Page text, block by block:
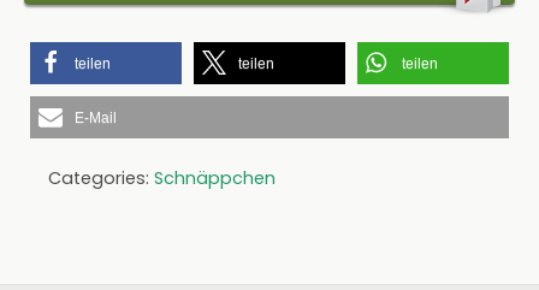
teilen teilen teilen
E-Mail
Categories: Schnäppchen